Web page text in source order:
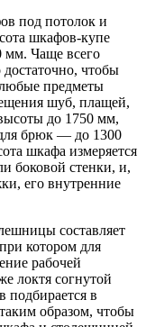
под потолок и
шкафов-купе
мм. Чаще всего
достаточно, чтобы
предметы
шуб, плащей,
до 1750 мм,
брюк — до 1300
шкафа измеряется
боковой стенки, и,
его внутренние
составляет
котором для
рабочей
локтя согнутой
в
образом, чтобы